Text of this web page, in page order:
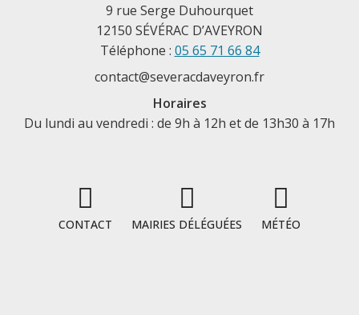
9 rue Serge Duhourquet
12150 SÉVÉRAC D’AVEYRON
Téléphone : 05 65 71 66 84
contact@severacdaveyron.fr
Horaires
Du lundi au vendredi : de 9h à 12h et de 13h30 à 17h
CONTACT MAIRIES DÉLÉGUÉES MÉTÉO